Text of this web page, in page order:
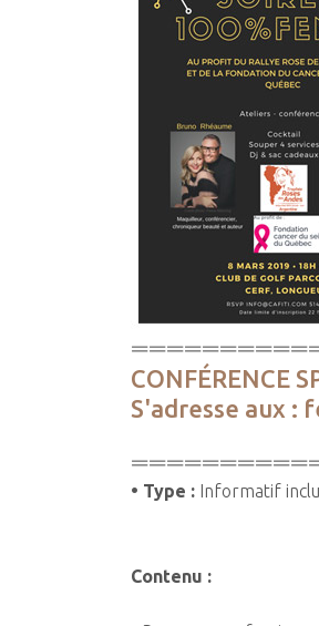
CONFÉRENCE
S'adresse aux :
• Type : Informatif
Contenu :